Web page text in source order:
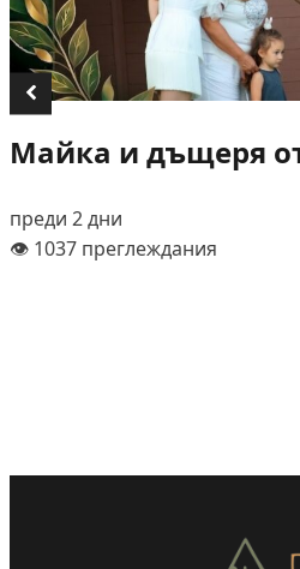
Майка и дъщеря
преди 2 дни
👁️ 1037 преглеждания